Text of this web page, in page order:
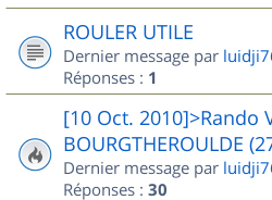
ROULER UTILE
Dernier message par
Réponses : 1
[10 Oct. 2010]>Rando
BOURGTHEROULDE
Dernier message par
Réponses : 30